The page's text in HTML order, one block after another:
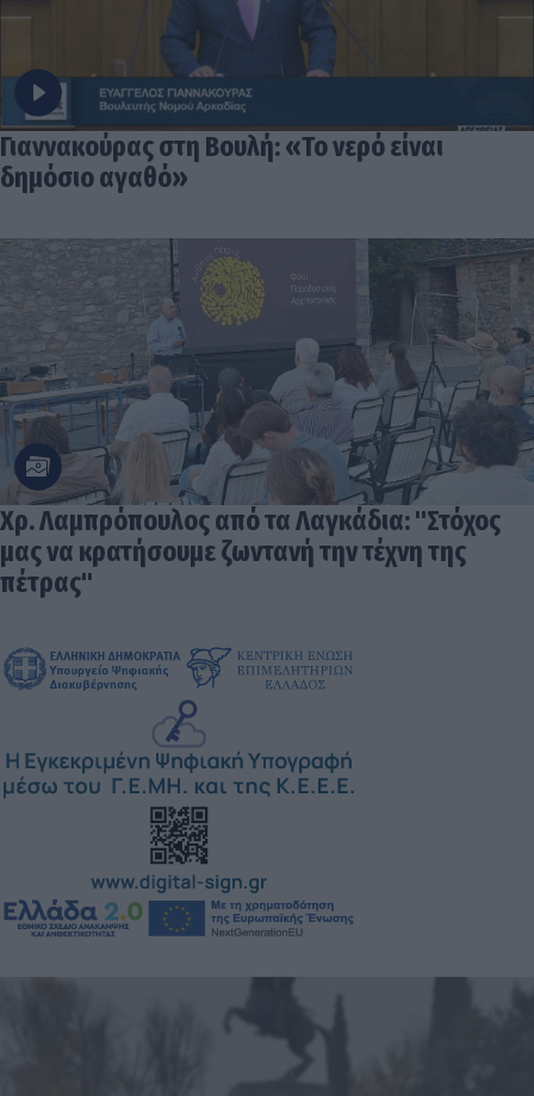
Γιαννακούρας στη Βουλή: «Το νερό είναι
δημόσιο αγαθό»
Χρ. Λαμπρόπουλος από τα Λαγκάδια: "Στόχος
μας να κρατήσουμε ζωντανή την τέχνη της
πέτρας"